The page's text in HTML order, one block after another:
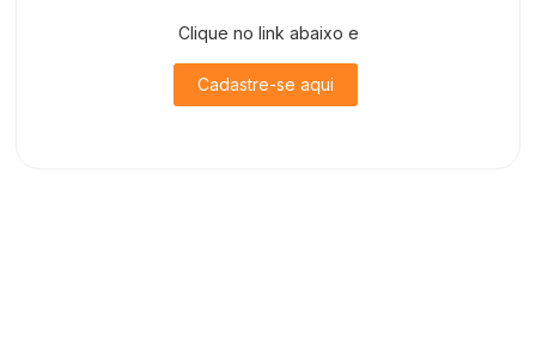
Clique no link abaixo e
Cadastre-se aqui